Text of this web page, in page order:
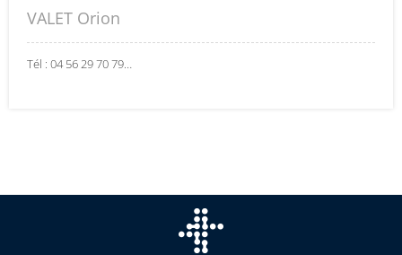
VALET Orion
Tél : 04 56 29 70 79…